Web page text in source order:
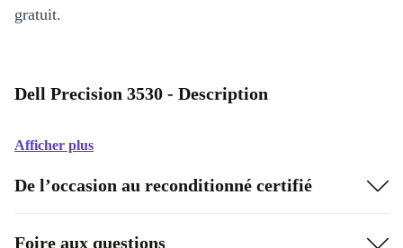
gratuit.
Dell Precision 3530 - Description
Afficher plus
De l’occasion au reconditionné certifié
Foire aux questions